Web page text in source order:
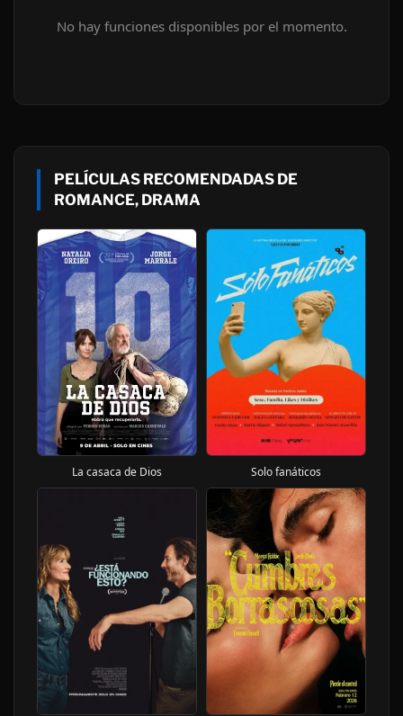
No hay funciones disponibles por el momento.
PELÍCULAS RECOMENDADAS DE
ROMANCE, DRAMA
La casaca de Dios Solo fanáticos